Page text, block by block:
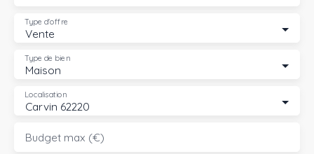
Vente
Type d'offre
Maison
Type de bien
Carvin 62220
Localisation
Budget max (€)